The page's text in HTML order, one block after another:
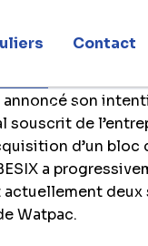
Contact
dans
annoncé son
souscrit de
d’un bloc
a
deux
Watpac.